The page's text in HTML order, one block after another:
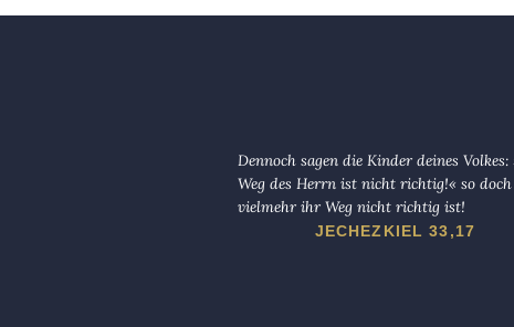
Dennoch sagen die Kinder deines Volkes:
Weg des Herrn ist nicht richtig!« so doch
vielmehr ihr Weg nicht richtig ist!
JECHEZKIEL 33,17